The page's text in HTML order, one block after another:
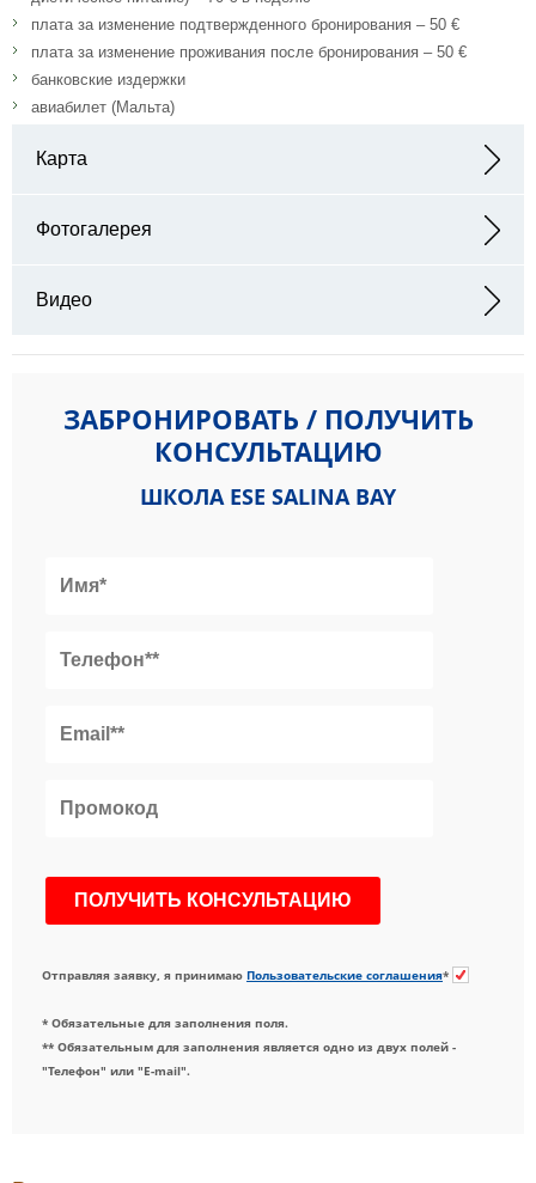
плата за изменение подтвержденного бронирования – 50 €
плата за изменение проживания после бронирования – 50 €
банковские издержки
авиабилет (Мальта)
Карта
Фотогалерея
Видео
ЗАБРОНИРОВАТЬ / ПОЛУЧИТЬ
КОНСУЛЬТАЦИЮ
ШКОЛА ESE SALINA BAY
Отправляя заявку, я принимаю Пользовательские соглашения*
* Обязательные для заполнения поля.
** Обязательным для заполнения является одно из двух полей -
"Телефон" или "E-mail".